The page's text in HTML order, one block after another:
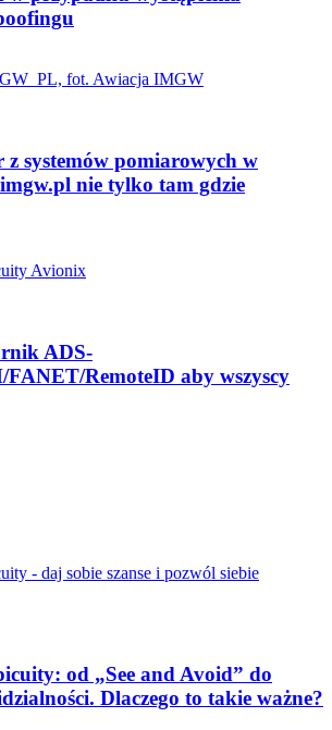
z systemów pomiarowych w
nie tylko tam gdzie
ADS-
RemoteID aby wszyscy
od „See and Avoid” do
Dlaczego to takie ważne?